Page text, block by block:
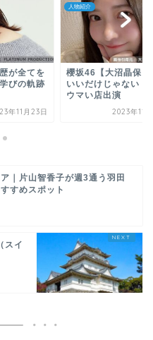
が全てを
びの軌跡
年11月23日
人物紹介
櫻坂46【大沼晶保】
いいだけじゃない！
ウマい店出演
2023年11
｜片山智香子が週3通う羽田
すめスポット
スイ